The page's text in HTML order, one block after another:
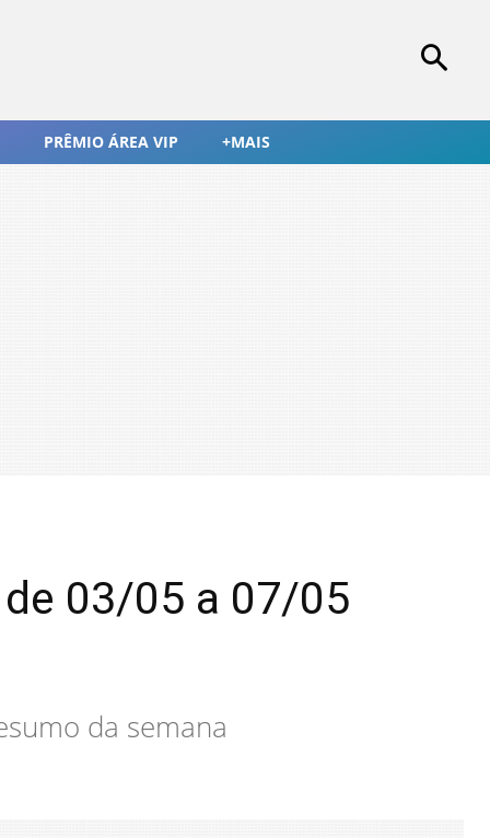
PRÊMIO ÁREA VIP +MAIS
03/05 a 07/05
da semana